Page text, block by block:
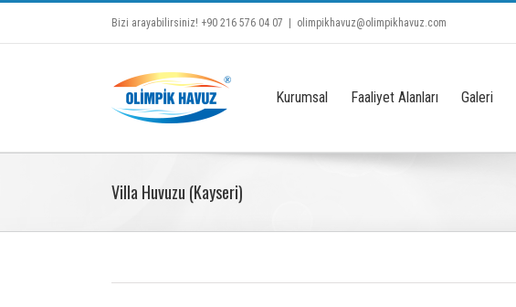
Bizi arayabilirsiniz! +90 216 576 04 07 olimpikhavuz@olimpikhavuz.com
Kurumsal Faaliyet Alanları Galeri
Villa Huvuzu (Kayseri)